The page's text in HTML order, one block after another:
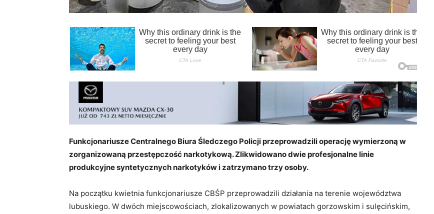
Funkcjonariusze Centralnego Biura Śledczego Policji przeprowadzili operację wymierzoną w
zorganizowaną przestępczość narkotykową. Zlikwidowano dwie profesjonalne linie
produkcyjne syntetycznych narkotyków i zatrzymano trzy osoby.
Na początku kwietnia funkcjonariusze CBŚP przeprowadzili działania na terenie województwa
lubuskiego. W dwóch miejscowościach, zlokalizowanych w powiatach gorzowskim i sulęcińskim,